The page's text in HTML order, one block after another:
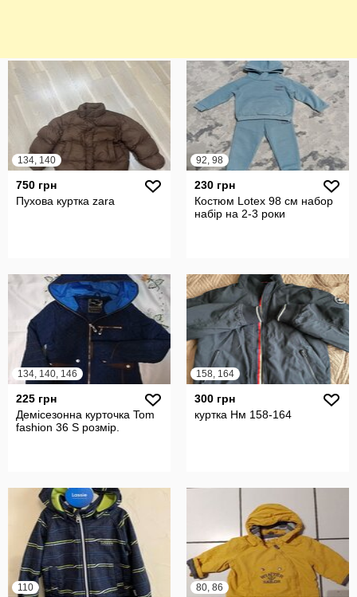
134, 140
750 грн
Пухова куртка zara
92, 98
230 грн
Костюм Lotex 98 см набор
набір на 2-3 роки
134, 140, 146
225 грн
Демісезонна курточка Tom
fashion 36 S розмір.
158, 164
300 грн
куртка Нм 158-164
110 80, 86